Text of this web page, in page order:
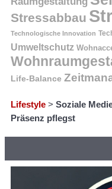
Stressabbau
Technologische Innovation
Umweltschutz
Life-Balance
Lifestyle > Soziale
Präsenz pflegst